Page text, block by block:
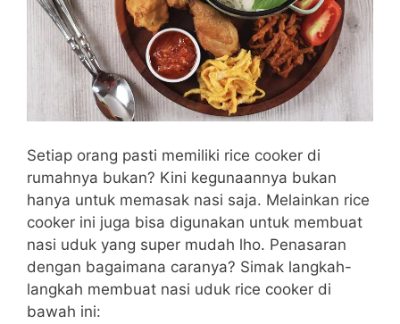
Setiap orang pasti memiliki rice cooker di
rumahnya bukan? Kini kegunaannya bukan
hanya untuk memasak nasi saja. Melainkan rice
cooker ini juga bisa digunakan untuk membuat
nasi uduk yang super mudah lho. Penasaran
dengan bagaimana caranya? Simak langkah-
langkah membuat nasi uduk rice cooker di
bawah ini: